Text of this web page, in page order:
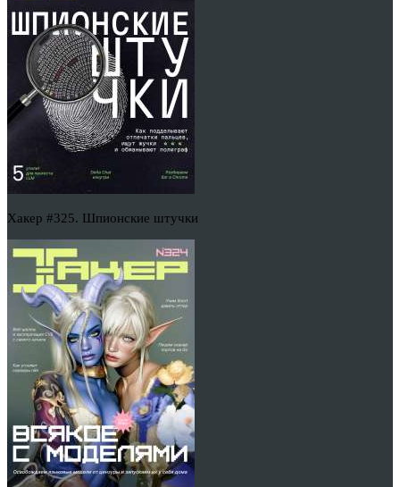
Хакер #325. Шпионские штучки